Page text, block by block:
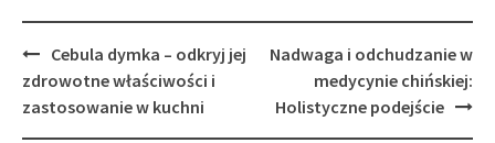
Post
navigation
Cebula dymka – odkryj jej
zdrowotne właściwości i
zastosowanie w kuchni
Nadwaga i odchudzanie w
medycynie chińskiej:
Holistyczne podejście